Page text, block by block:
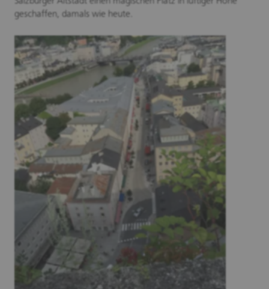
geschaffen, damals wie heute.